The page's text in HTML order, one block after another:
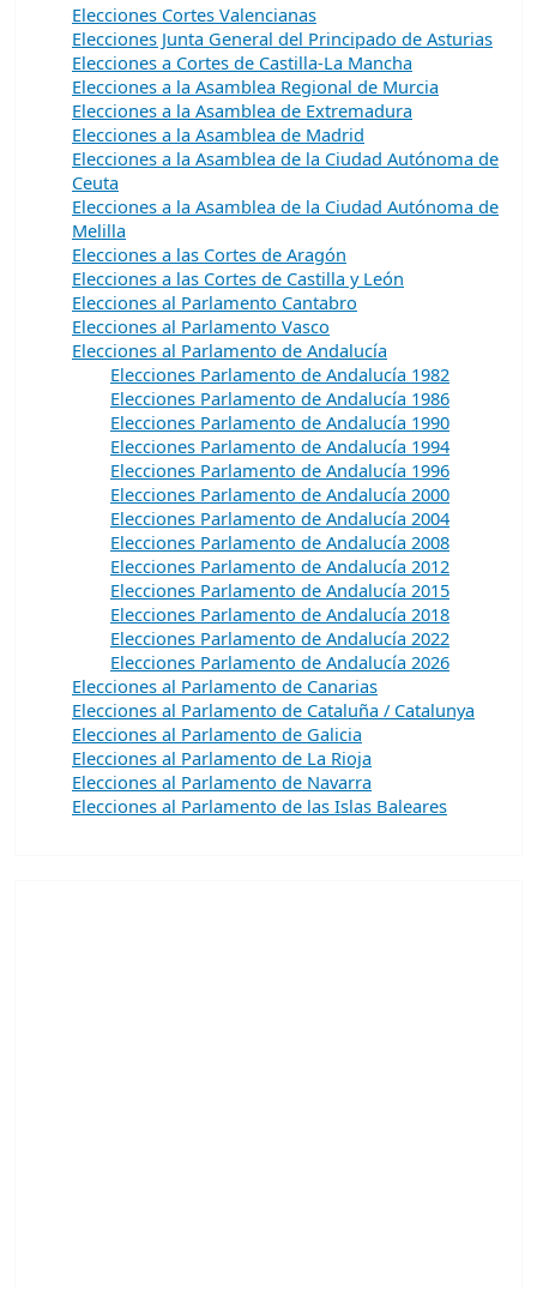
Elecciones Cortes Valencianas
Elecciones Junta General del Principado de Asturias
Elecciones a Cortes de Castilla-La Mancha
Elecciones a la Asamblea Regional de Murcia
Elecciones a la Asamblea de Extremadura
Elecciones a la Asamblea de Madrid
Elecciones a la Asamblea de la Ciudad Autónoma de
Ceuta
Elecciones a la Asamblea de la Ciudad Autónoma de
Melilla
Elecciones a las Cortes de Aragón
Elecciones a las Cortes de Castilla y León
Elecciones al Parlamento Cantabro
Elecciones al Parlamento Vasco
Elecciones al Parlamento de Andalucía
Elecciones Parlamento de Andalucía 1982
Elecciones Parlamento de Andalucía 1986
Elecciones Parlamento de Andalucía 1990
Elecciones Parlamento de Andalucía 1994
Elecciones Parlamento de Andalucía 1996
Elecciones Parlamento de Andalucía 2000
Elecciones Parlamento de Andalucía 2004
Elecciones Parlamento de Andalucía 2008
Elecciones Parlamento de Andalucía 2012
Elecciones Parlamento de Andalucía 2015
Elecciones Parlamento de Andalucía 2018
Elecciones Parlamento de Andalucía 2022
Elecciones Parlamento de Andalucía 2026
Elecciones al Parlamento de Canarias
Elecciones al Parlamento de Cataluña / Catalunya
Elecciones al Parlamento de Galicia
Elecciones al Parlamento de La Rioja
Elecciones al Parlamento de Navarra
Elecciones al Parlamento de las Islas Baleares